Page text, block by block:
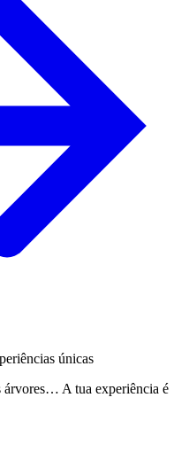
únicas
árvores… A tua experiência é